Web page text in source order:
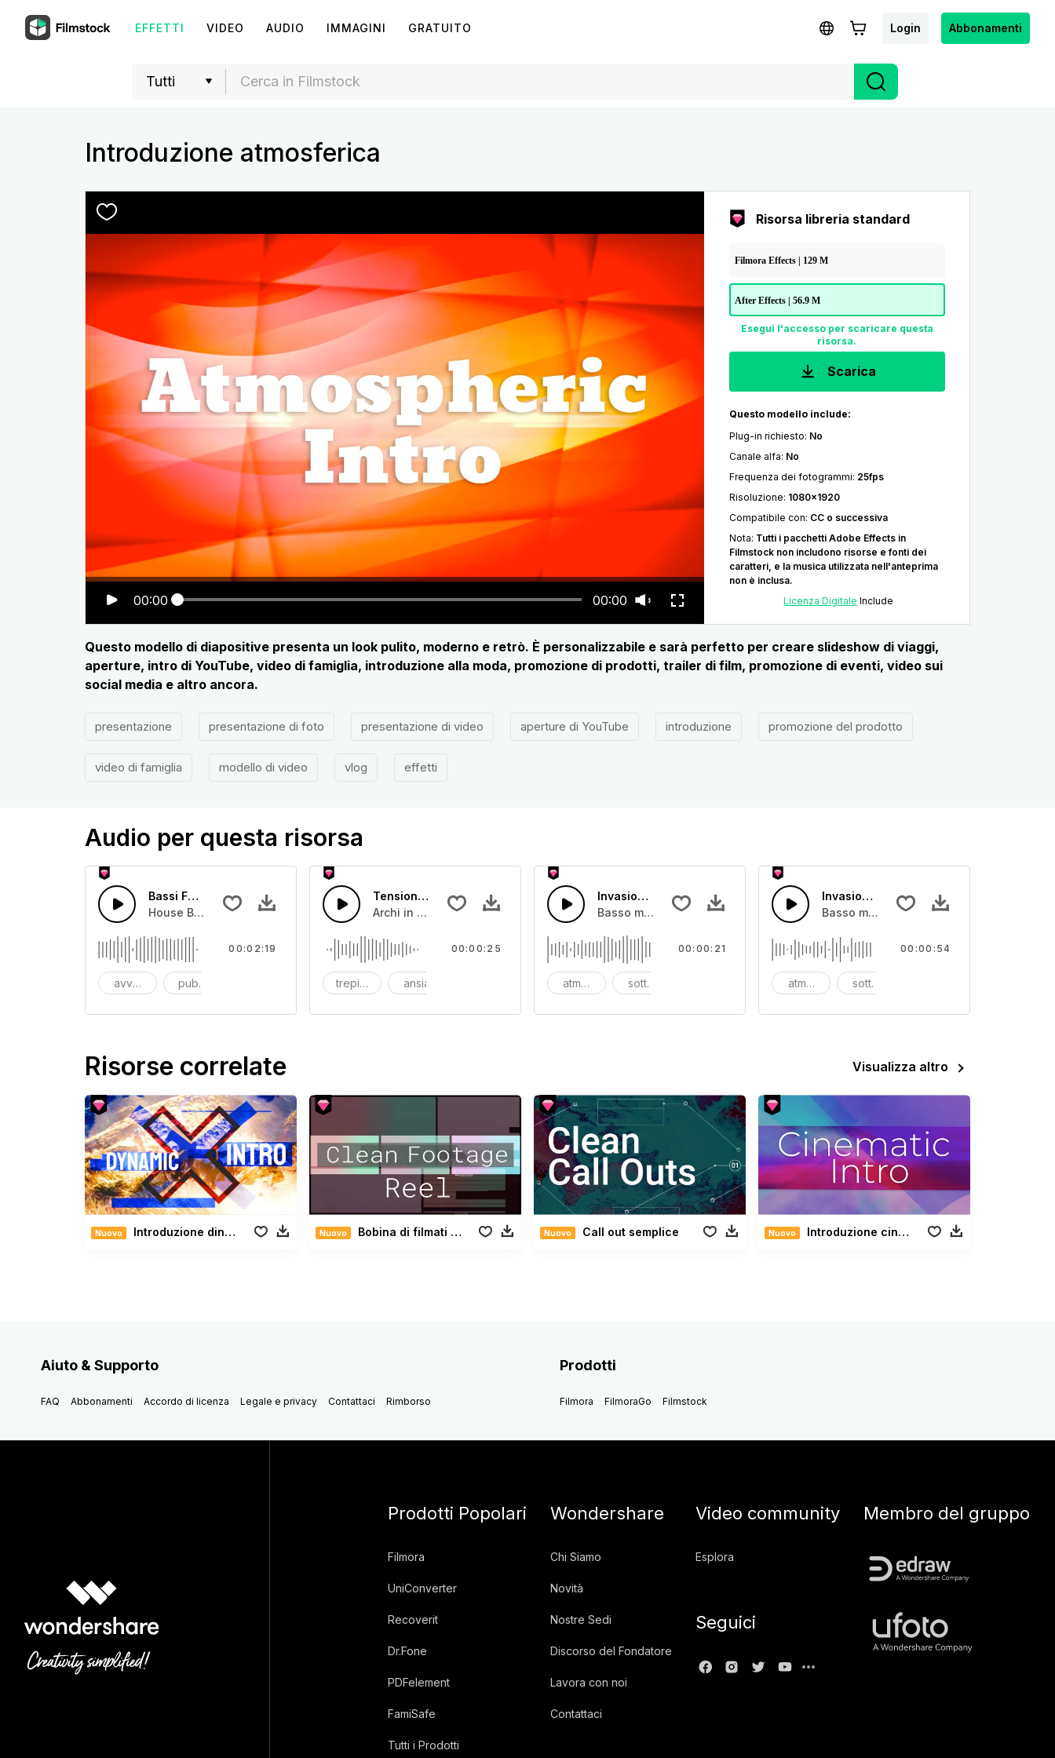
EFFETTI VIDEO AUDIO IMMAGINI GRATUITO Login Abbonamenti
Introduzione atmosferica
00:00 00:00
Risorsa libreria standard
Filmora Effects | 129 M
After Effects | 56.9 M
Esegui l'accesso per scaricare questa
risorsa.
Scarica
Questo modello include:
Plug-in richiesto: No
Canale alfa: No
Frequenza dei fotogrammi: 25fps
Risoluzione: 1080x1920
Compatibile con: CC o successiva
Nota: Tutti i pacchetti Adobe Effects in
Filmstock non includono risorse e fonti dei
caratteri, e la musica utilizzata nell'anteprima
non è inclusa.
Licenza Digitale Include
Questo modello di diapositive presenta un look pulito, moderno e retrò. È personalizzabile e sarà perfetto per creare slideshow di viaggi,
aperture, intro di YouTube, video di famiglia, introduzione alla moda, promozione di prodotti, trailer di film, promozione di eventi, video sui
social media e altro ancora.
presentazione presentazione di foto presentazione di video aperture di YouTube introduzione promozione del prodotto
video di famiglia modello di video vlog effetti
Audio per questa risorsa
Bassi Future Intro
House Beat basso e percussioni con interventi accattivanti
avventura pubblicità
00:02:19
Tensione Mitica Demo Intro
Archi in crescendo, tensione con timpani e basso tuba
trepidazione ansia
00:00:25
Invasione Mitica Demo
Basso mitico in movimento con sintetizzatore e batteria, con guida archi
atmosfera sottofondo
00:00:21
Invasione Mitica Demo Intro
Basso mitico in movimento con
atmosfera sottofondo
00:00:54
Risorse correlate Visualizza altro
Nuovo Introduzione dinamica Nuovo Bobina di filmati semplici Nuovo Call out semplice Nuovo Introduzione cinematografica
Aiuto & Supporto
FAQ Abbonamenti Accordo di licenza Legale e privacy Contattaci Rimborso
Prodotti
Filmora FilmoraGo Filmstock
Prodotti Popolari
Filmora
UniConverter
Recoverit
Dr.Fone
PDFelement
FamiSafe
Tutti i Prodotti
Wondershare
Chi Siamo
Novità
Nostre Sedi
Discorso del Fondatore
Lavora con noi
Contattaci
Video community
Esplora
Seguici
Membro del gruppo